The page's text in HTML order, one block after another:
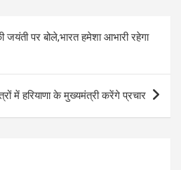
जयंती पर बोले,भारत हमेशा आभारी रहेगा
में हरियाणा के मुख्यमंत्री करेंगे प्रचार